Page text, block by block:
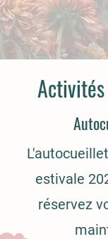
estivale
réservez